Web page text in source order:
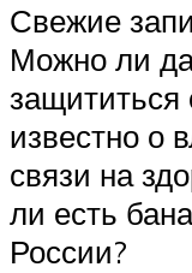
Свежие
Можно ли
защититься
известно о
связи на
ли есть
России?